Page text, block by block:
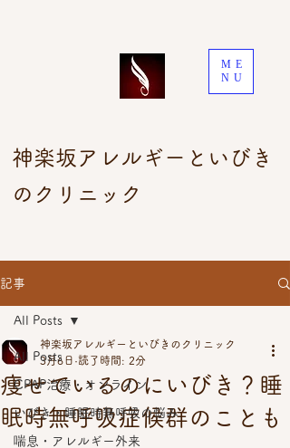
ME
NU
神楽坂アレルギーといびき
のクリニック
記事
All Posts
CPAP治療・オンライン
いびき・睡眠時無呼吸の悩み
喘息・アレルギー外来
All Posts
痩せているのにいびき？睡
眠時無呼吸症候群のことも
神楽坂アレルギーといびきのクリニック
3月6日 読了時間: 2分